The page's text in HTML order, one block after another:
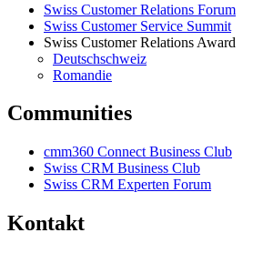
Swiss Customer Relations Forum
Swiss Customer Service Summit
Swiss Customer Relations Award
Deutschschweiz
Romandie
Communities
cmm360 Connect Business Club
Swiss CRM Business Club
Swiss CRM Experten Forum
Kontakt